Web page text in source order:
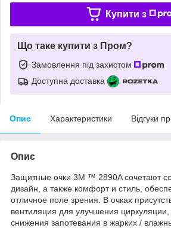
Купити з
Що таке купити з Пром?
Замовлення під захистом
Доступна доставка
Опис Характеристики Відгуки
Опис
Защитные очки 3М ™ 2890A сочетают
дизайн, а также комфорт и стиль,
отличное поле зрения. В очках
вентиляция для улучшения
снижения запотевания в жарких /